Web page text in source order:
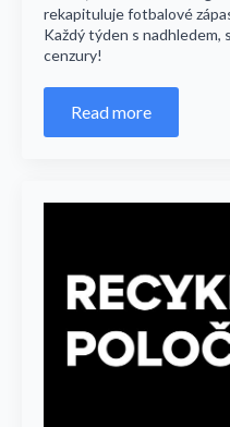
rekapituluje fotbalové
Každý týden s nadhledem,
cenzury!
Read more